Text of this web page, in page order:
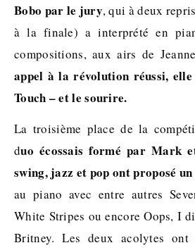
Bobo par le jury, qui à deux
à la finale) a interprété en
compositions, aux airs de
appel à la révolution réussi,
Touch – et le sourire.
La troisième place de la
duo écossais formé par Mark
swing, jazz et pop ont proposé un
au piano avec entre autres
White Stripes ou encore Oops, I
Britney. Les deux acolytes ont